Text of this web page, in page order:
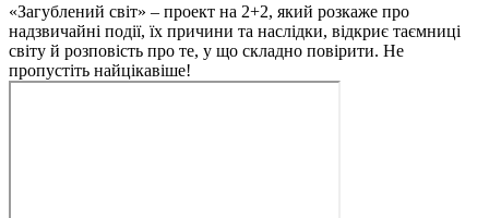
«Загублений світ» – проект на 2+2, який розкаже про
надзвичайні події, їх причини та наслідки, відкриє таємниці
світу й розповість про те, у що складно повірити. Не
пропустіть найцікавіше!